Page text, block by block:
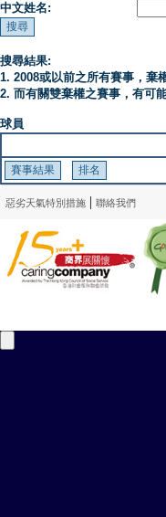
中文姓名:
搜尋結果:
1. 2008或以前之所有賽事，棄
2. 而有關雙棄權之賽事，有可
球員